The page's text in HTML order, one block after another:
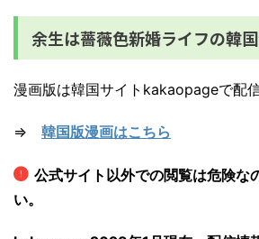
余生は薔薇色新婚ライフの韓
漫画版は韓国サイトkakaopageで配信
⇒ 韓国版漫画はこちら
公式サイト以外での閲覧は危険な
い。